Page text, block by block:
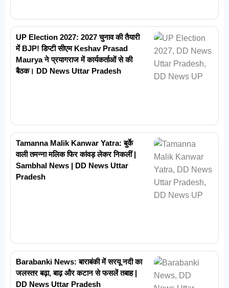
UP Election 2027: 2027 चुनाव की तैयारी
में BJP! डिप्टी सीएम Keshav Prasad
Maurya ने प्रयागराज में कार्यकर्ताओं से की
बैठक। DD News Uttar Pradesh
Tamanna Malik Kanwar Yatra: बुर्के
वाली तमन्ना मलिक फिर कांवड़ लेकर निकलीं |
Sambhal News | DD News Uttar
Pradesh
Barabanki News: बाराबंकी में सरयू नदी का
जलस्तर बढ़ा, बाढ़ और कटान से फसलें तबाह |
DD News Uttar Pradesh